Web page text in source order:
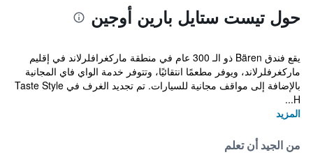
حول تيست ستايل بارين أوجين
يقع فندق Bären ذو الـ 300 عام في منطقة ماركغرافلرلاند في إقليم
ماركغرفلرلاند، ويوفر مطعمًا انتقائيًا، وتتوفر خدمة الواي فاي المجانية
بالإضافة إلى مواقف مجانية للسيارات. تم تجديد الغرف في Taste Style
H...
المزيد
من الجيد أن تعلم